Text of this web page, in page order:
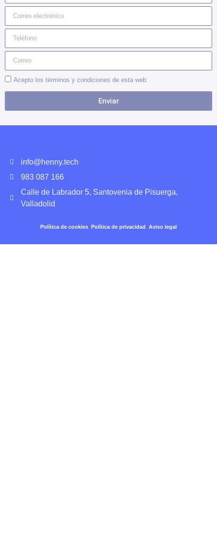
Acepto los términos y condiciones de esta web
Enviar
info@henny.tech
983 087 166
Calle de Labrador 5, Santovenia de Pisuerga,
Valladolid
Política de cookies Política de privacidad Aviso legal